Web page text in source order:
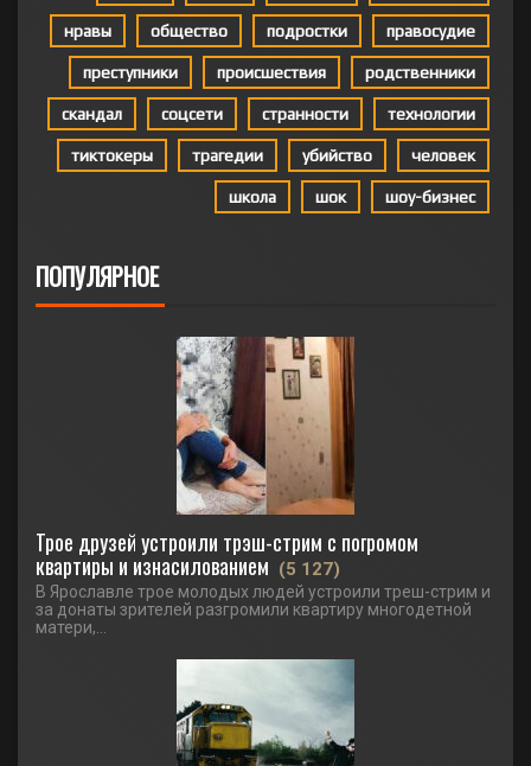
нравы общество подростки правосудие
преступники происшествия родственники
скандал соцсети странности технологии
тиктокеры трагедии убийство человек
школа шок шоу-бизнес
ПОПУЛЯРНОЕ
Трое друзей устроили трэш-стрим с погромом
квартиры и изнасилованием (5 127)
В Ярославле трое молодых людей устроили треш-стрим и
за донаты зрителей разгромили квартиру многодетной
матери,...